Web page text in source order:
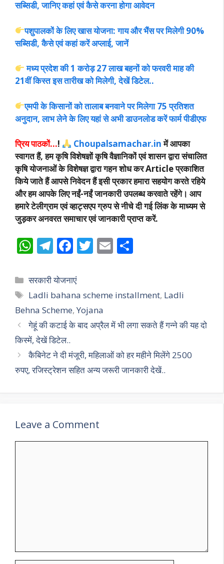
सब्सिडी, जानिए कहां एवं कैसे करना होगा आवेदन
पशुपालकों के लिए खास योजना: गाय और भैंस पर मिलेगी 90%
सब्सिडी, कैसे एवं कहां करें अप्लाई, जानें
मध्य प्रदेश की 1 करोड़ 27 लाख बहनों को फरवरी माह की
21वीं किस्त इस तारीख को मिलेगी, देखें डिटेल..
एमपी के किसानों को तालाब बनवाने पर मिलेगा 75 प्रतिशत
अनुदान, लाभ लेने के लिए यहां से अभी डाउनलोड करें फार्म पीडीएफ
प्रिय पाठकों…! Choupalsamachar.inमें आपका
स्वागत हैं, हम कृषि विशेषज्ञों कृषि वैज्ञानिकों एवं शासन द्वारा संचालित
कृषि योजनाओं के विशेषज्ञ द्वारा गहन शोध कर Article प्रकाशित
किये जाते हैं आपसे निवेदन हैं इसी प्रकार हमारा सहयोग करते रहिये
और हम आपके लिए नईं-नईं जानकारी उपलब्ध करवाते रहेंगे। आप
हमारे टेलीग्राम एवं व्हाट्सएप ग्रुप से नीचे दी गई लिंक के माध्यम से
जुड़कर अनवरत समाचार एवं जानकारी प्राप्त करें.
W
at
s
A
p
p
T
e
gr
a
m
F
e
b
o
o
T
er
E
l e
Categories
सरकारी योजनाएं
Tags
Ladli bahana scheme installment, Ladli
Behna Scheme, Yojana
गेहूं की कटाई के बाद अप्रैल में भी लगा सकते हैं गन्ने की यह दो
किस्में, देखें डिटेल..
कैबिनेट ने दी मंजूरी, महिलाओं को हर महीने मिलेंगे 2500
रुपए, रजिस्ट्रेशन सहित अन्य जरूरी जानकारी देखें..
Leave a Comment